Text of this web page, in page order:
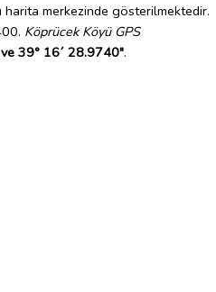
harita merkezinde gösterilmektedir.
Köprücek Köyü GPS
39° 16´ 28.9740".